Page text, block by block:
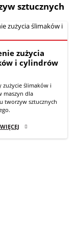
sztucznych
zużycia
i cylindrów
zużycie ślimaków i
maszyn dla
tworzyw sztucznych